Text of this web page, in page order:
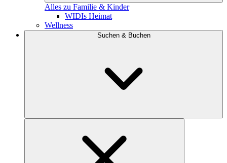
Alles zu Familie & Kinder
WIDIs Heimat
Wellness
Suchen & Buchen